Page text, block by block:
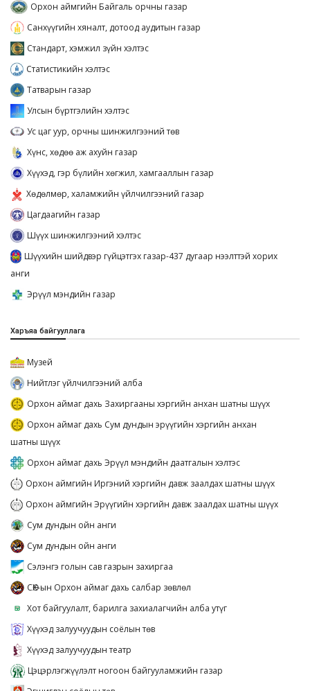
Орхон аймгийн Байгаль орчны газар
Санхүүгийн хяналт, дотоод аудитын газар
Стандарт, хэмжил зүйн хэлтэс
Статистикийн хэлтэс
Татварын газар
Улсын бүртгэлийн хэлтэс
Ус цаг уур, орчны шинжилгээний төв
Хүнс, хөдөө аж ахуйн газар
Хүүхэд, гэр бүлийн хөгжил, хамгааллын газар
Хөдөлмөр, халамжийн үйлчилгээний газар
Цагдаагийн газар
Шүүх шинжилгээний хэлтэс
Шүүхийн шийдвэр гүйцэтгэх газар-437 дугаар нээлттэй хорих
анги
Эрүүл мэндийн газар
Харъяа байгууллага
Музей
Нийтлэг үйлчилгээний алба
Орхон аймаг дахь Захиргааны хэргийн анхан шатны шүүх
Орхон аймаг дахь Сум дундын эрүүгийн хэргийн анхан
шатны шүүх
Орхон аймаг дахь Эрүүл мэндийн даатгалын хэлтэс
Орхон аймгийн Иргэний хэргийн давж заалдах шатны шүүх
Орхон аймгийн Эрүүгийн хэргийн давж заалдах шатны шүүх
Сум дундын ойн анги
Сум дундын ойн анги
Сэлэнгэ голын сав газрын захиргаа
СӨХ-ын Орхон аймаг дахь салбар зөвлөл
Хот байгуулалт, барилга захиалагчийн алба утүг
Хүүхэд залуучуудын соёлын төв
Хүүхэд залуучуудын театр
Цэцэрлэгжүүлэлт ногоон байгууламжийн газар